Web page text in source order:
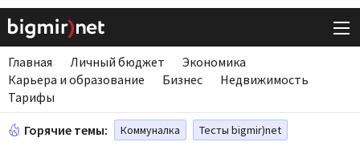
Главная Личный бюджет
Экономика
Карьера и образование
Бизнес
Недвижимость
Тарифы
Горячие темы: Коммуналка Тесты bigmir)net